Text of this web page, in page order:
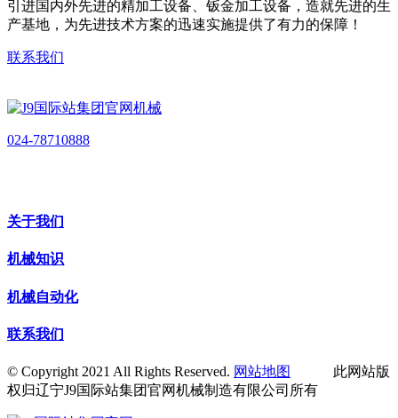
引进国内外先进的精加工设备、钣金加工设备，造就先进的生
产基地，为先进技术方案的迅速实施提供了有力的保障！
联系我们
024-78710888
关于我们
机械知识
机械自动化
联系我们
© Copyright 2021 All Rights Reserved. 网站地图
此网站版
权归辽宁J9国际站集团官网机械制造有限公司所有